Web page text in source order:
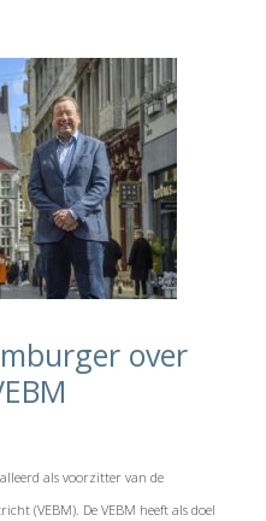
over
als voorzitter van de
(VEBM). De VEBM heeft als doel